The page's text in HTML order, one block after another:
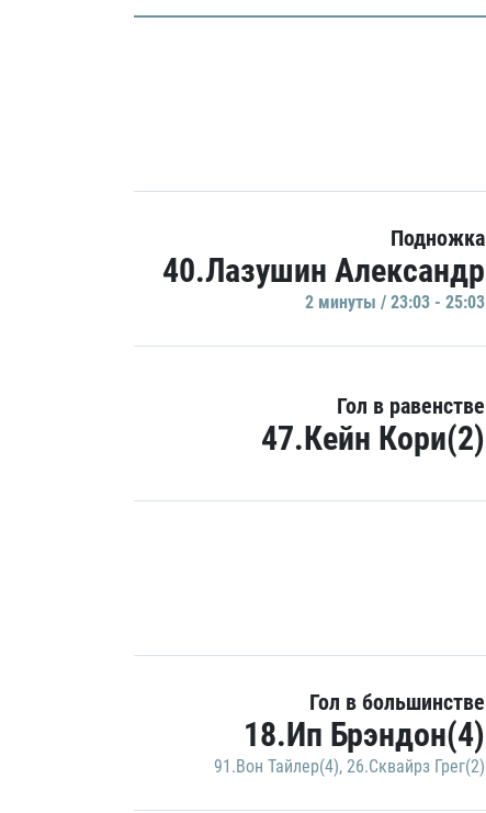
Подножка
40.Лазушин Александр
2 минуты / 23:03 - 25:03
Гол в равенстве
47.Кейн Кори(2)
Гол в большинстве
18.Ип Брэндон(4)
91.Вон Тайлер(4), 26.Сквайрз Грег(2)